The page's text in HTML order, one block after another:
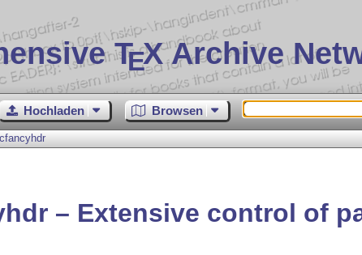
TEX Archive
Hochladen Browsen
– Extensive control of